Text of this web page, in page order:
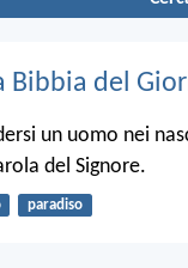
Bibbia del
un uomo nei
del Signore.
paradiso